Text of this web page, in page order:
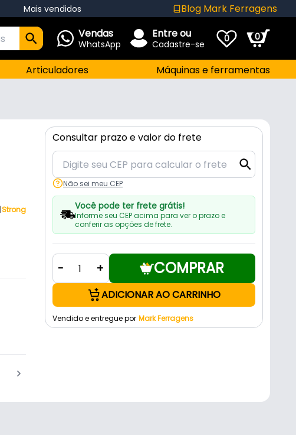
Mais vendidos Blog Mark Ferragens
Vendas
WhatsApp
Entre ou
Cadastre-se 0 0
Articuladores Máquinas e ferramentas
|Strong
Consultar prazo e valor do frete
Não sei meu CEP
Você pode ter frete grátis!
Informe seu CEP acima para ver o prazo e
conferir as opções de frete.
- + COMPRAR
ADICIONAR AO CARRINHO
Vendido e entregue por Mark Ferragens